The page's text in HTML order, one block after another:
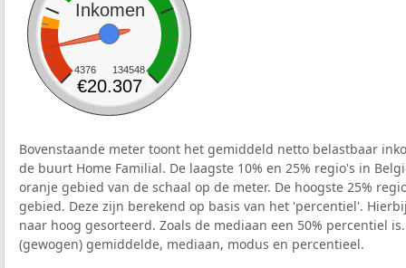
Inkomen
4376 134548
€20.307
Bovenstaande meter toont het gemiddeld netto belastbaar
de buurt Home Familial. De laagste 10% en 25% regio's in
oranje gebied van de schaal op de meter. De hoogste 25%
gebied. Deze zijn berekend op basis van het 'percentiel'.
naar hoog gesorteerd. Zoals de mediaan een 50% percentiel
(gewogen) gemiddelde, mediaan, modus en percentieel.